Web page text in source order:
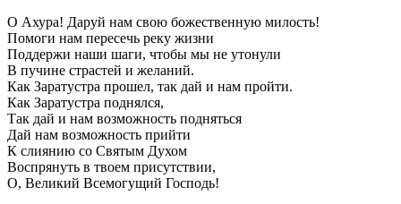
О Ахура! Даруй нам свою божественную милость!
Помоги нам пересечь реку жизни
Поддержи наши шаги, чтобы мы не утонули
В пучине страстей и желаний.
Как Заратустра прошел, так дай и нам пройти.
Как Заратустра поднялся,
Так дай и нам возможность подняться
Дай нам возможность прийти
К слиянию со Святым Духом
Воспрянуть в твоем присутствии,
О, Великий Всемогущий Господь!